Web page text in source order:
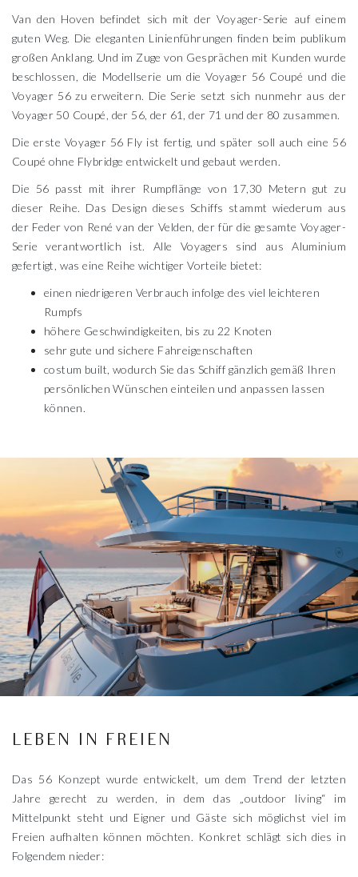
Van den Hoven befindet sich mit der Voyager-Serie auf einem
guten Weg. Die eleganten Linienführungen finden beim publikum
großen Anklang. Und im Zuge von Gesprächen mit Kunden wurde
beschlossen, die Modellserie um die Voyager 56 Coupé und die
Voyager 56 zu erweitern. Die Serie setzt sich nunmehr aus der
Voyager 50 Coupé, der 56, der 61, der 71 und der 80 zusammen.
Die erste Voyager 56 Fly ist fertig, und später soll auch eine 56
Coupé ohne Flybridge entwickelt und gebaut werden.
Die 56 passt mit ihrer Rumpflänge von 17,30 Metern gut zu
dieser Reihe. Das Design dieses Schiffs stammt wiederum aus
der Feder von René van der Velden, der für die gesamte Voyager-
Serie verantwortlich ist. Alle Voyagers sind aus Aluminium
gefertigt, was eine Reihe wichtiger Vorteile bietet:
einen niedrigeren Verbrauch infolge des viel leichteren
Rumpfs
höhere Geschwindigkeiten, bis zu 22 Knoten
sehr gute und sichere Fahreigenschaften
costum built, wodurch Sie das Schiff gänzlich gemäß Ihren
persönlichen Wünschen einteilen und anpassen lassen
können.
LEBEN IN FREIEN
Das 56 Konzept wurde entwickelt, um dem Trend der letzten
Jahre gerecht zu werden, in dem das „outdoor living“ im
Mittelpunkt steht und Eigner und Gäste sich möglichst viel im
Freien aufhalten können möchten. Konkret schlägt sich dies in
Folgendem nieder: